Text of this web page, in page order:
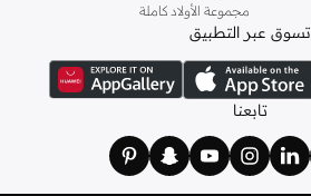
مجموعة الأولاد كاملة
تسوق عبر التطبيق
تابعنا